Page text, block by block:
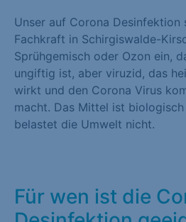
Unser auf Corona Desinfektion
Fachkraft in Schirgiswalde-
Sprühgemisch oder Ozon ein,
ungiftig ist, aber viruzid, das
wirkt und den Corona Virus
macht. Das Mittel ist
belastet die Umwelt nicht.
Für wen ist die